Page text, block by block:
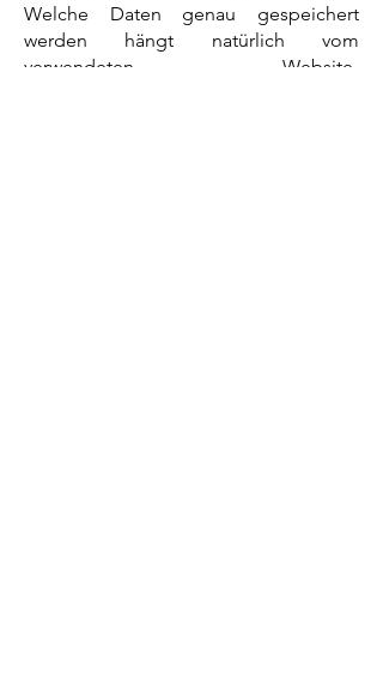
Welche Daten genau gespeichert
werden hängt natürlich vom
verwendeten Website-